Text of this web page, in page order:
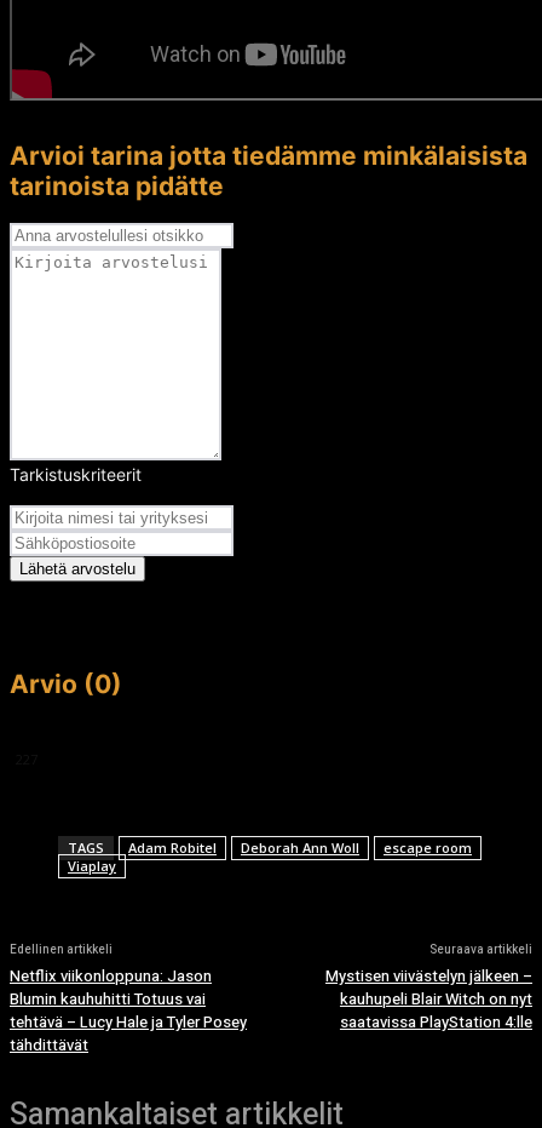
Arvioi tarina jotta tiedämme minkälaisista
tarinoista pidätte
Tarkistuskriteerit
Lähetä arvostelu
Arvio (0)
TAGS Adam Robitel Deborah Ann Woll
escape room
Viaplay
Edellinen artikkeli
Netflix viikonloppuna: Jason
Blumin kauhuhitti Totuus vai
tehtävä – Lucy Hale ja Tyler Posey
tähdittävät
Seuraava artikkeli
Mystisen viivästelyn jälkeen –
kauhupeli Blair Witch on nyt
saatavissa PlayStation 4:lle
Samankaltaiset artikkelit